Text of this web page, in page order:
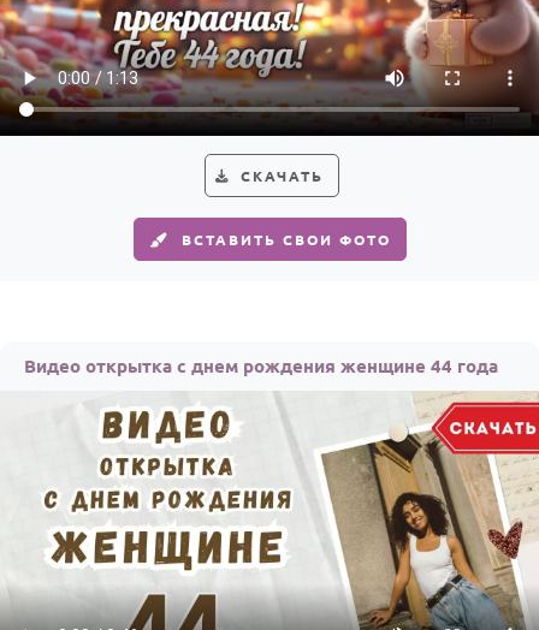
СКАЧАТЬ
ВСТАВИТЬ СВОИ ФОТО
Видео открытка с днем рождения женщине 44 года